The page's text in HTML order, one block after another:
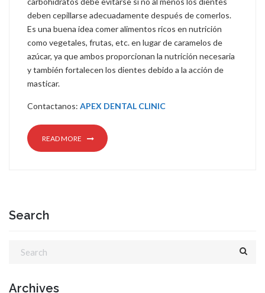
deben cepillarse adecuadamente después de comerlos.
Es una buena idea comer alimentos ricos en nutrición
como vegetales, frutas, etc. en lugar de caramelos de
azúcar, ya que ambos proporcionan la nutrición necesaria
y también fortalecen los dientes debido a la acción de
masticar.
Contactanos: APEX DENTAL CLINIC
READ MORE
Search
Archives